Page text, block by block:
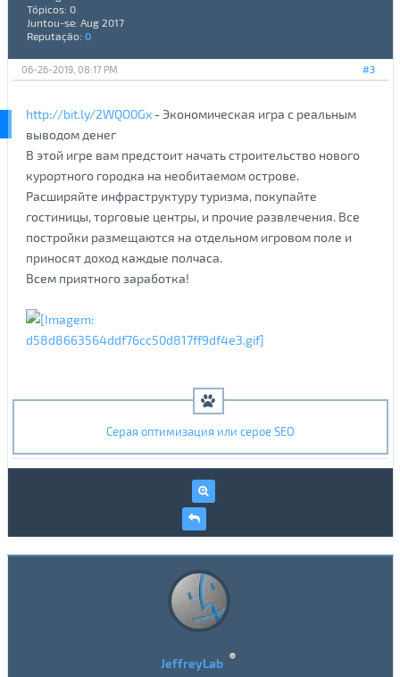
Tópicos: 0
Juntou-se: Aug 2017
Reputação: 0
#3
06-26-2019, 08:17 PM
http://bit.ly/2WQO0Gx- Экономическая игра с реальным
выводом денег
В этой игре вам предстоит начать строительство нового
курортного городка на необитаемом острове.
Расширяйте инфраструктуру туризма, покупайте
гостиницы, торговые центры, и прочие развлечения. Все
постройки размещаются на отдельном игровом поле и
приносят доход каждые полчаса.
Всем приятного заработка!
Серая оптимизация или серое SEO
JeffreyLab